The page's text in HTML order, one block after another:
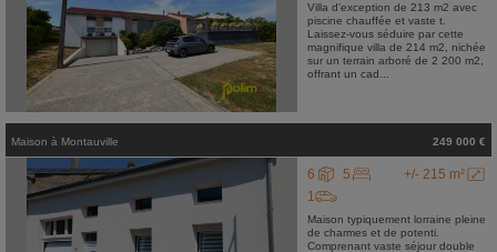
Villa d'exception de 213 m2 avec
piscine chauffée et vaste t.
Laissez-vous séduire par cette
magnifique villa de 214 m2, nichée
sur un terrain arboré de 2 200 m2,
offrant un cad...
Maison à Montauville 249 000 €
+/- 215 m²
6
5
1
Maison typiquement lorraine pleine
de charmes et de potenti.
Comprenant vaste séjour double